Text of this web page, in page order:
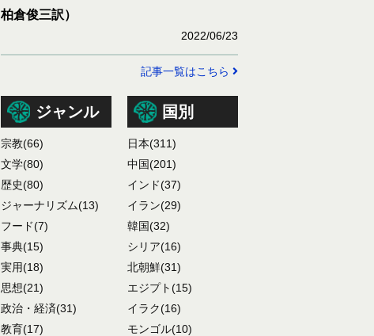
柏倉俊三訳）
2022/06/23
記事一覧はこちら
ジャンル
宗教(66)
文学(80)
歴史(80)
ジャーナリズム(13)
フード(7)
事典(15)
実用(18)
思想(21)
政治・経済(31)
教育(17)
国別
日本(311)
中国(201)
インド(37)
イラン(29)
韓国(32)
シリア(16)
北朝鮮(31)
エジプト(15)
イラク(16)
モンゴル(10)